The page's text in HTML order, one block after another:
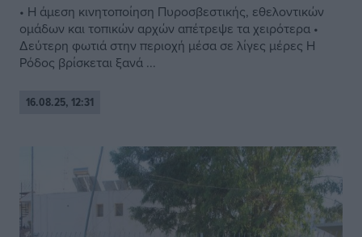
• Η άμεση κινητοποίηση Πυροσβεστικής, εθελοντικών
ομάδων και τοπικών αρχών απέτρεψε τα χειρότερα •
Δεύτερη φωτιά στην περιοχή μέσα σε λίγες μέρες Η
Ρόδος βρίσκεται ξανά ...
16.08.25, 12:31